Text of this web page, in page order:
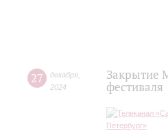
27 декабря
2024
Закрытие
фестиваля